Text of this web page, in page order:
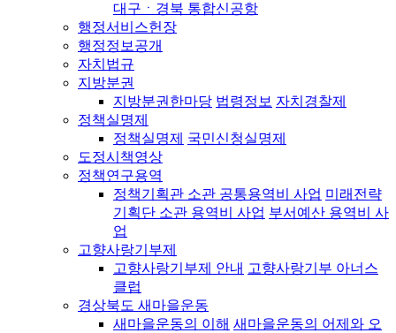
대구ㆍ경북 통합신공항
행정서비스헌장
행정정보공개
자치법규
지방분권
지방분권한마당 법령정보 자치경찰제
정책실명제
정책실명제 국민신청실명제
도정시책영상
정책연구용역
정책기획관 소관 공통용역비 사업 미래전략
기획단 소관 용역비 사업 부서예산 용역비 사
업
고향사랑기부제
고향사랑기부제 안내 고향사랑기부 아너스
클럽
경상북도 새마을운동
새마을운동의 이해 새마을운동의 어제와 오